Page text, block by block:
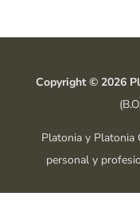
Copyright © 2026
Platonia y Platonia
personal y